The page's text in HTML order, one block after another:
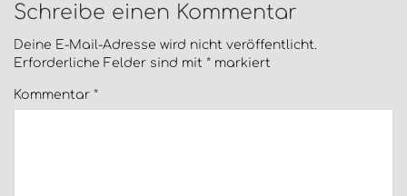
Schreibe einen Kommentar
Deine E-Mail-Adresse wird nicht veröffentlicht.
Erforderliche Felder sind mit * markiert
Kommentar *